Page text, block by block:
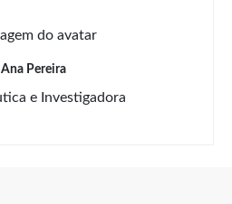
Ana Pereira
e Investigadora